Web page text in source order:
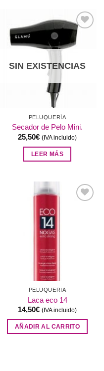
Añadir
a la
SIN EXISTENCIAS
PELUQUERÍA
Secador de Pelo Mini.
25,50€ (IVA incluido)
LEER MÁS
PELUQUERÍA
Laca eco 14
14,50€ (IVA incluido)
AÑADIR AL CARRITO